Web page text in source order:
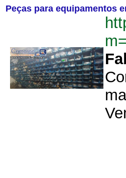
Peças para equipamentos